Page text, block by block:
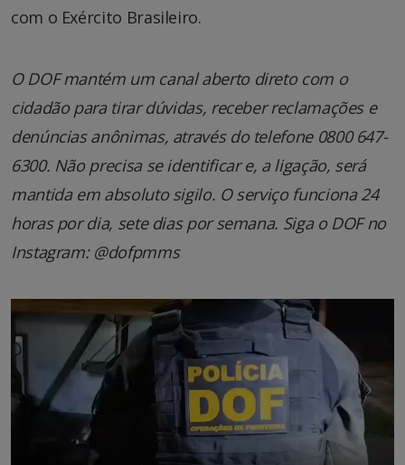
com o Exército Brasileiro.
O DOF mantém um canal aberto direto com o
cidadão para tirar dúvidas, receber reclamações e
denúncias anônimas, através do telefone 0800 647-
6300. Não precisa se identificar e, a ligação, será
mantida em absoluto sigilo. O serviço funciona 24
horas por dia, sete dias por semana. Siga o DOF no
Instagram: @dofpmms